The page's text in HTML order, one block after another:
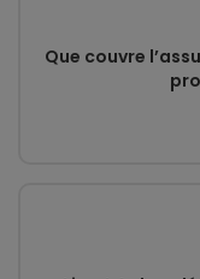
Que couvre